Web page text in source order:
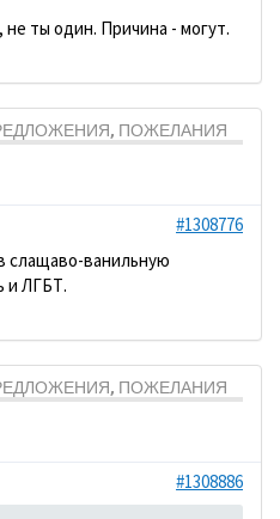
ты один. Причина - могут.
ПОЖЕЛАНИЯ
#1308776
слащаво-ванильную
и ЛГБТ.
ПОЖЕЛАНИЯ
#1308886